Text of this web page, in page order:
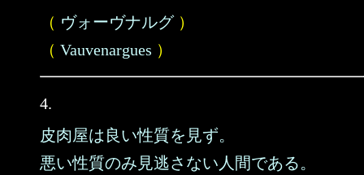
（ ヴォーヴナルグ）
（ Vauvenargues ）
4.
皮肉屋は良い性質を見ず。
悪い性質のみ見逃さない人間である。